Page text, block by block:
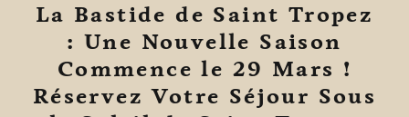
ACCUEIL
SERVICES
La Bastide de Saint Tropez
: Une Nouvelle Saison
Commence le 29 Mars !
Réservez Votre Séjour Sous